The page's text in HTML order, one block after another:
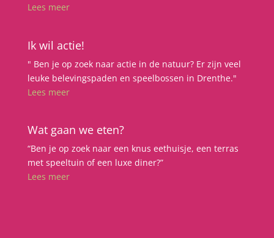
Lees meer
Ik wil actie!
" Ben je op zoek naar actie in de natuur? Er zijn veel
leuke belevingspaden en speelbossen in Drenthe."
Lees meer
Wat gaan we eten?
“Ben je op zoek naar een knus eethuisje, een terras
met speeltuin of een luxe diner?”
Lees meer